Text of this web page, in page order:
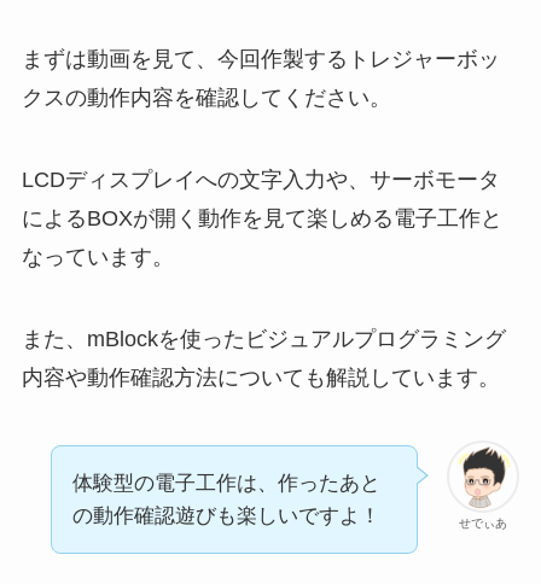
まずは動画を見て、今回作製するトレジャーボッ
クスの動作内容を確認してください。
LCDディスプレイへの文字入力や、サーボモータ
によるBOXが開く動作を見て楽しめる電子工作と
なっています。
また、mBlockを使ったビジュアルプログラミング
内容や動作確認方法についても解説しています。
せでぃあ
体験型の電子工作は、作ったあと
の動作確認遊びも楽しいですよ！